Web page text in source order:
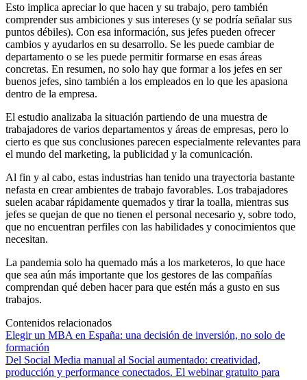
Esto implica apreciar lo que hacen y su trabajo, pero también
comprender sus ambiciones y sus intereses (y se podría señalar sus
puntos débiles). Con esa información, sus jefes pueden ofrecer
cambios y ayudarlos en su desarrollo. Se les puede cambiar de
departamento o se les puede permitir formarse en esas áreas
concretas. En resumen, no solo hay que formar a los jefes en ser
buenos jefes, sino también a los empleados en lo que les apasiona
dentro de la empresa.
El estudio analizaba la situación partiendo de una muestra de
trabajadores de varios departamentos y áreas de empresas, pero lo
cierto es que sus conclusiones parecen especialmente relevantes para
el mundo del marketing, la publicidad y la comunicación.
Al fin y al cabo, estas industrias han tenido una trayectoria bastante
nefasta en crear ambientes de trabajo favorables. Los trabajadores
suelen acabar rápidamente quemados y tirar la toalla, mientras sus
jefes se quejan de que no tienen el personal necesario y, sobre todo,
que no encuentran perfiles con las habilidades y conocimientos que
necesitan.
La pandemia solo ha quemado más a los marketeros, lo que hace
que sea aún más importante que los gestores de las compañías
comprendan qué deben hacer para que estén más a gusto en sus
trabajos.
Contenidos relacionados
Elegir un MBA en España: una decisión de inversión, no solo de
formación
Del Social Media manual al Social aumentado: creatividad,
producción y performance conectados. El webinar gratuito para